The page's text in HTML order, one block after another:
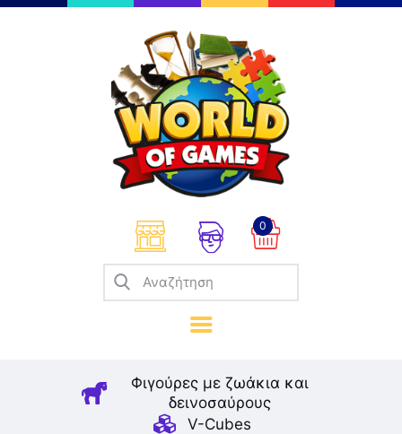
0
Φιγούρες με ζωάκια και
δεινοσαύρους
V-Cubes
Επιτραπέζια
Παζλ
Παιχνίδια Καρτών
Σπαζοκεφαλιές
Κατασκευές
Καλλιτεχνικά
Μοντελισμός
Βιβλία
Παιχνίδια Ρόλων